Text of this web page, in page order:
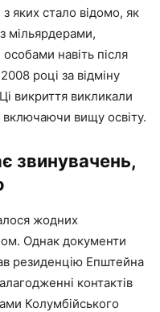
яких стало відомо, як
мільярдерами,
навіть після
році за відміну
викриття викликали
включаючи вищу освіту.
звинувачень,
жодних
Однак документи
резиденцію Епштейна
контактів
Колумбійського